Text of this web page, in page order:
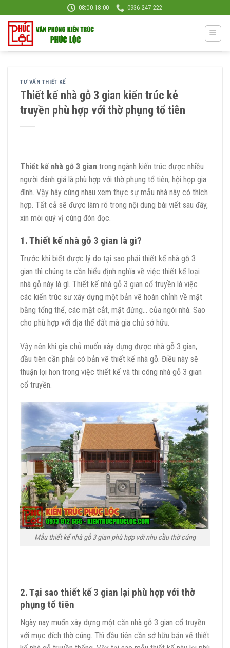
to
content
08:00-18:00 0936 247 222
TƯ VẤN THIẾT KẾ
Thiết kế nhà gỗ 3 gian kiến trúc kẻ
truyền phù hợp với thờ phụng tổ tiên
Thiết kế nhà gỗ 3 gian trong ngành kiến trúc được nhiều
người đánh giá là phù hợp với thờ phụng tổ tiên, hội họp gia
đình. Vậy hãy cùng nhau xem thực sự mẫu nhà này có thích
hợp. Tất cả sẽ được làm rõ trong nội dung bài viết sau đây,
xin mời quý vị cùng đón đọc.
1. Thiết kế nhà gỗ 3 gian là gì?
Trước khi biết được lý do tại sao phải thiết kế nhà gỗ 3
gian thì chúng ta cần hiểu định nghĩa về việc thiết kế loại
nhà gỗ này là gì. Thiết kế nhà gỗ 3 gian cổ truyền là việc
các kiến trúc sư xây dựng một bản vẽ hoàn chỉnh về mặt
bằng tổng thể, các mặt cắt, mặt đứng… của ngôi nhà. Sao
cho phù hợp với địa thế đất mà gia chủ sở hữu.
Vậy nên khi gia chủ muốn xây dựng được nhà gỗ 3 gian,
đầu tiên cần phải có bản vẽ thiết kế nhà gỗ. Điều này sẽ
thuận lợi hơn trong việc thiết kế và thi công nhà gỗ 3 gian
cổ truyền.
Mẫu thiết kế nhà gỗ 3 gian phù hợp với nhu cầu thờ cúng
2. Tại sao thiết kế 3 gian lại phù hợp với thờ
phụng tổ tiên
Ngày nay muốn xây dựng một căn nhà gỗ 3 gian cổ truyền
với mục đích thờ cúng. Thì đầu tiên cần sở hữu bản vẽ thiết